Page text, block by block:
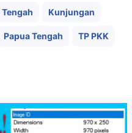
Kunjungan
Papua Tengah TP PKK